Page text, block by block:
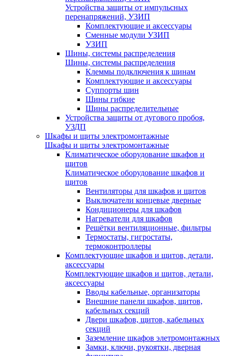
Устройства защиты от импульсных
перенапряжений, УЗИП
Комплектующие и аксессуары
Сменные модули УЗИП
УЗИП
Шины, системы распределения
Шины, системы распределения
Клеммы подключения к шинам
Комплектующие и аксессуары
Суппорты шин
Шины гибкие
Шины распределительные
Устройства защиты от дугового пробоя,
УЗДП
Шкафы и щиты электромонтажные
Шкафы и щиты электромонтажные
Климатическое оборудование шкафов и
щитов
Климатическое оборудование шкафов и
щитов
Вентиляторы для шкафов и щитов
Выключатели концевые дверные
Кондиционеры для шкафов
Нагреватели для шкафов
Решётки вентиляционные, фильтры
Термостаты, гигростаты,
термоконтроллеры
Комплектующие шкафов и щитов, детали,
аксессуары
Комплектующие шкафов и щитов, детали,
аксессуары
Вводы кабельные, организаторы
Внешние панели шкафов, щитов,
кабельных секций
Двери шкафов, щитов, кабельных
секций
Заземление шкафов элетромонтажных
Замки, ключи, рукоятки, дверная